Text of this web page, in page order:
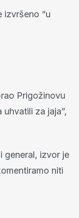
izvršeno “u
Prigožinovu
za jaja”,
general, izvor je
niti